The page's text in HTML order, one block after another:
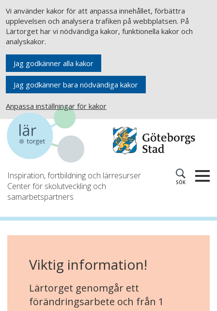
Vi använder kakor för att anpassa innehållet, förbättra
upplevelsen och analysera trafiken på webbplatsen. På
Lärtorget har vi nödvändiga kakor, funktionella kakor och
analyskakor.
Jag godkänner alla kakor
Jag godkänner bara nödvändiga kakor
Anpassa inställningar för kakor
Inspiration, fortbildning och lärresurser
Center för skolutveckling och
samarbetspartners
SÖK
Viktig information!
Lärtorget genomgår ett
förändringsarbete och från 1